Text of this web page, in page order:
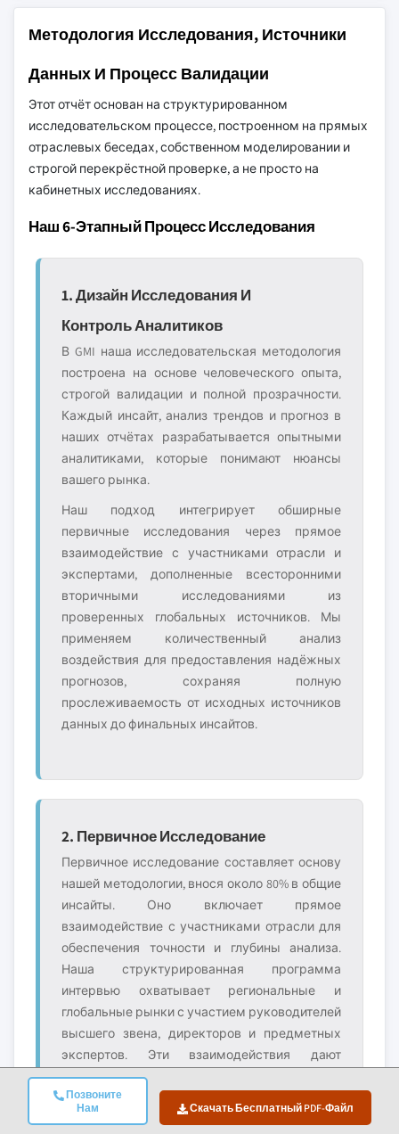
Позвоните
Нам
Скачать Бесплатный PDF-Файл
Методология Исследования, Источники
Данных И Процесс Валидации
Этот отчёт основан на структурированном
исследовательском процессе, построенном на прямых
отраслевых беседах, собственном моделировании и
строгой перекрёстной проверке, а не просто на
кабинетных исследованиях.
Наш 6-Этапный Процесс Исследования
1. Дизайн Исследования И
Контроль Аналитиков
В GMI наша исследовательская методология
построена на основе человеческого опыта,
строгой валидации и полной прозрачности.
Каждый инсайт, анализ трендов и прогноз в
наших отчётах разрабатывается опытными
аналитиками, которые понимают нюансы
вашего рынка.
Наш подход интегрирует обширные
первичные исследования через прямое
взаимодействие с участниками отрасли и
экспертами, дополненные всесторонними
вторичными исследованиями из
проверенных глобальных источников. Мы
применяем количественный анализ
воздействия для предоставления надёжных
прогнозов, сохраняя полную
прослеживаемость от исходных источников
данных до финальных инсайтов.
2. Первичное Исследование
Первичное исследование составляет основу
нашей методологии, внося около 80% в общие
инсайты. Оно включает прямое
взаимодействие с участниками отрасли для
обеспечения точности и глубины анализа.
Наша структурированная программа
интервью охватывает региональные и
глобальные рынки с участием руководителей
высшего звена, директоров и предметных
экспертов. Эти взаимодействия дают
стратегические, операционные и
технические перспективы, обеспечивая
всесторонние инсайты и надёжные